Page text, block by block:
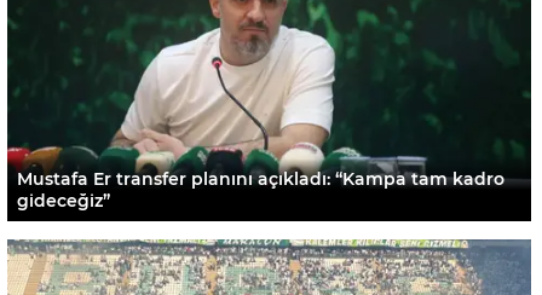
Mustafa Er transfer planını açıkladı: “Kampa tam kadro
gideceğiz”